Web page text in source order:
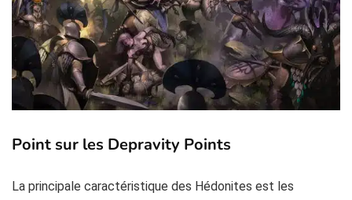
Point sur les Depravity Points
La principale caractéristique des Hédonites est les